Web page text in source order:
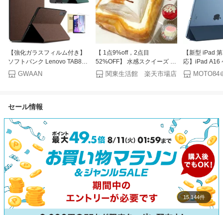
【強化ガラスフィルム付き】
ソフトバンク Lenovo TAB8
softbank A401LV /Lenovo
Idea Tab 11インチ ケース レ
シンプルケース 保護フィルム
GWAAN
【 1点9%off，2点目
52%OFF】 水感スクイーズ 全
40種類スクイーズケーキおも
ちゃスクイーズ もちもち クイ
関東生活館 楽天市場店
【新型 iPad
応】iPad A16
iPad ケース
ンチ iPad Air
代 iPad Air5
MOTO84
セール情報
15,144件